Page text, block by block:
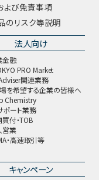
よび免責事項
のリスク等説明
法人向け
金融
PRO Market
関連業務
を希望する企業の皆様へ
Chemistry
ポート業務
付・TOB
営業
・高速取引等
キャンペーン